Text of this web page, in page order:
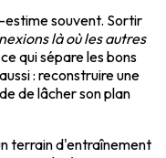
estime souvent. Sortir
là où les autres
qui sépare les bons
: reconstruire une
de lâcher son plan
terrain d'entraînement